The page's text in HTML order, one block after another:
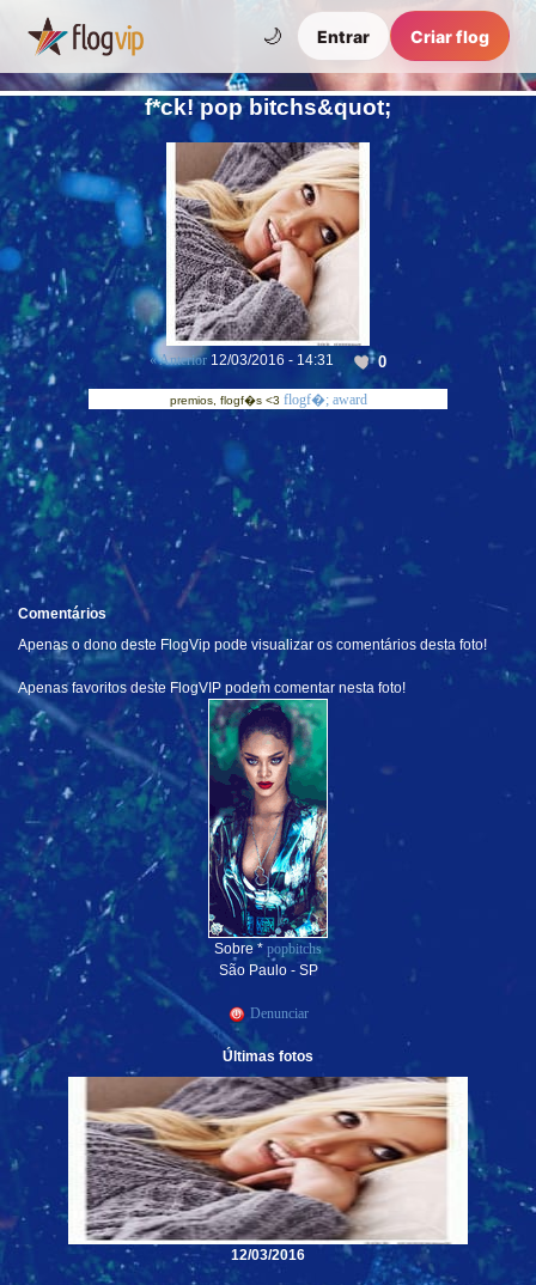
🌙 Entrar Criar flog
f*ck! pop bitchs&quot;
« Anterior 12/03/2016 - 14:31 0
premios, flogf�s <3 flogf�; award
Comentários
Apenas o dono deste FlogVip pode visualizar os comentários desta foto!
Apenas favoritos deste FlogVIP podem comentar nesta foto!
Sobre * popbitchs
São Paulo - SP
Denunciar
Últimas fotos
12/03/2016